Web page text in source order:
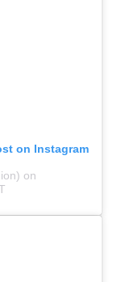
on Instagram
on